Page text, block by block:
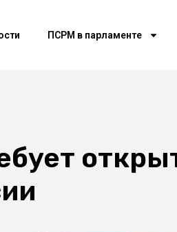
ПСРМ в парламенте